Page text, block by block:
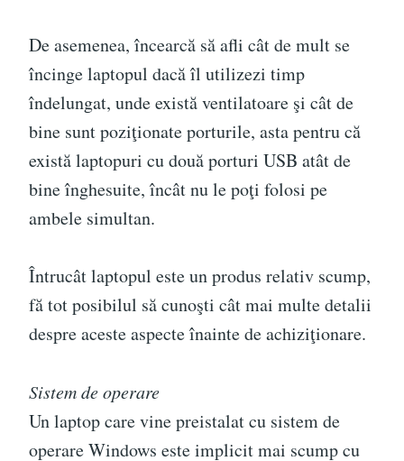
De asemenea, încearcă să afli cât de mult se
încinge laptopul dacă îl utilizezi timp
îndelungat, unde există ventilatoare şi cât de
bine sunt poziţionate porturile, asta pentru că
există laptopuri cu două porturi USB atât de
bine înghesuite, încât nu le poţi folosi pe
ambele simultan.
Întrucât laptopul este un produs relativ scump,
fă tot posibilul să cunoşti cât mai multe detalii
despre aceste aspecte înainte de achiziţionare.
Sistem de operare
Un laptop care vine preistalat cu sistem de
operare Windows este implicit mai scump cu